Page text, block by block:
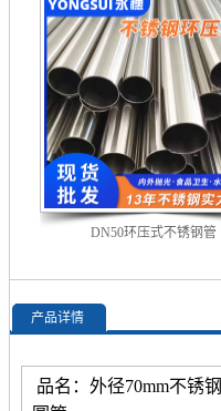
DN50环压式不锈钢管
产品详情
品名：外径70mm不锈钢